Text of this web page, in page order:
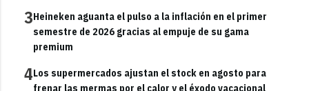
3Heineken aguanta el pulso a la inflación en el primer
semestre de 2026 gracias al empuje de su gama
premium
4Los supermercados ajustan el stock en agosto para
frenar las mermas por el calor y el éxodo vacacional